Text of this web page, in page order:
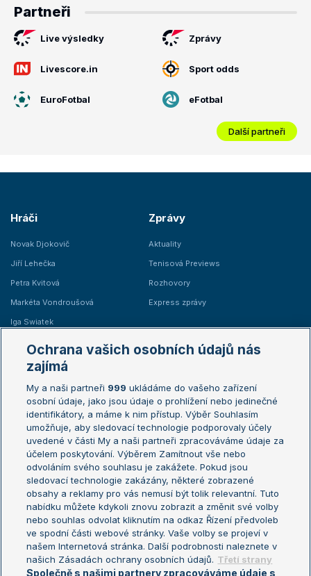
Partneři
Live výsledky Zprávy
Livescore.in Sport odds
EuroFotbal eFotbal
Další partneři
Hráči
Novak Djokovič
Jiří Lehečka
Petra Kvitová
Markéta Vondroušová
Iga Swiatek
Zprávy
Aktuality
Tenisová Previews
Rozhovory
Express zprávy
Žebříčky
Žebříček ATP (muži)
Žebříček WTA (ženy)
Sázkařský žebříček
Australian Open
French Open
Wimbledon
US Open
Turnaj mistrů
Turnaj mistryň
Aktualní trendy
Fotbalové přestupy
Livesport Daily
LS Prague Open
Ochrana vašich osobních údajů nás
zajímá
My a naši partneři 999 ukládáme do vašeho zařízení
osobní údaje, jako jsou údaje o prohlížení nebo jedinečné
identifikátory, a máme k nim přístup. Výběr Souhlasím
umožňuje, aby sledovací technologie podporovaly účely
uvedené v části My a naši partneři zpracováváme údaje za
účelem poskytování. Výběrem Zamítnout vše nebo
odvoláním svého souhlasu je zakážete. Pokud jsou
sledovací technologie zakázány, některé zobrazené
obsahy a reklamy pro vás nemusí být tolik relevantní. Tuto
nabídku můžete kdykoli znovu zobrazit a změnit své volby
nebo souhlas odvolat kliknutím na odkaz Řízení předvoleb
ve spodní části webové stránky. Vaše volby se projeví v
našem Internetová stránka. Další podrobnosti naleznete v
našich Zásadách ochrany osobních údajů. Třetí strany
Společně s našimi partnery zpracováváme údaje s